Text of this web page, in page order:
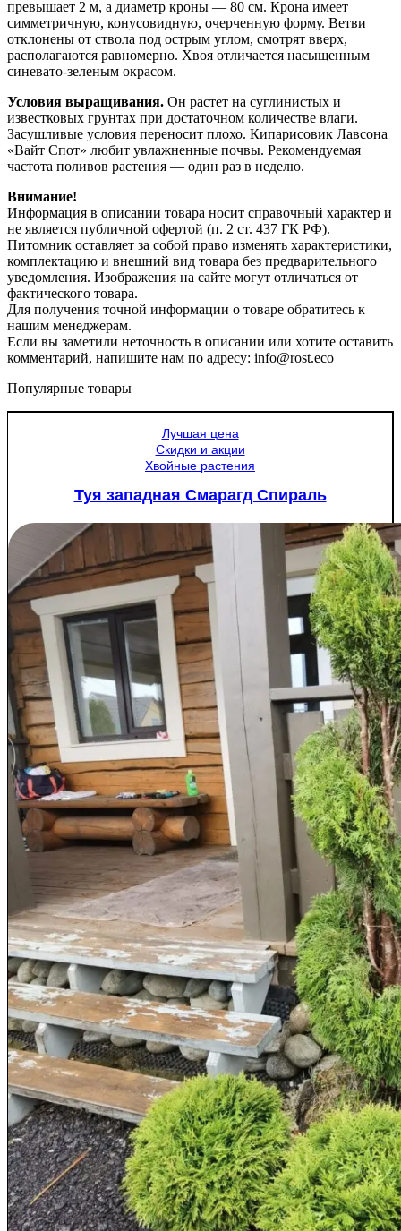
превышает 2 м, а диаметр кроны — 80 см. Крона имеет
симметричную, конусовидную, очерченную форму. Ветви
отклонены от ствола под острым углом, смотрят вверх,
располагаются равномерно. Хвоя отличается насыщенным
синевато-зеленым окрасом.
Условия выращивания. Он растет на суглинистых и
известковых грунтах при достаточном количестве влаги.
Засушливые условия переносит плохо. Кипарисовик Лавсона
«Вайт Спот» любит увлажненные почвы. Рекомендуемая
частота поливов растения — один раз в неделю.
Внимание!
Информация в описании товара носит справочный характер и
не является публичной офертой (п. 2 ст. 437 ГК РФ).
Питомник оставляет за собой право изменять характеристики,
комплектацию и внешний вид товара без предварительного
уведомления. Изображения на сайте могут отличаться от
фактического товара.
Для получения точной информации о товаре обратитесь к
нашим менеджерам.
Если вы заметили неточность в описании или хотите оставить
комментарий, напишите нам по адресу: info@rost.eco
Популярные товары
Лучшая цена
Скидки и акции
Хвойные растения
Туя западная Смарагд Спираль